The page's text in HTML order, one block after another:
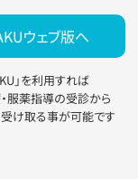
ウェブ版へ
」を利用すれば
服薬指導の受診から
け取る事が可能です